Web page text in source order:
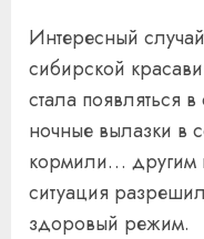
Интересный
сибирской
стала появляться
ночные вылазки в
кормили… другим
ситуация
здоровый режим.